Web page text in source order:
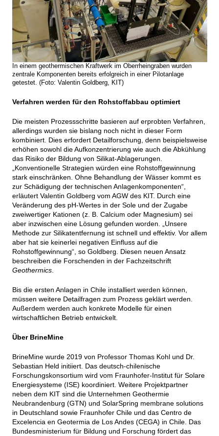
In einem geothermischen Kraftwerk im Oberrheingraben wurden
zentrale Komponenten bereits erfolgreich in einer Pilotanlage
getestet. (Foto: Valentin Goldberg, KIT)
Verfahren werden für den Rohstoffabbau optimiert
Die meisten Prozessschritte basieren auf erprobten Verfahren,
allerdings wurden sie bislang noch nicht in dieser Form
kombiniert. Dies erfordert Detailforschung, denn beispielsweise
erhöhen sowohl die Aufkonzentrierung wie auch die Abkühlung
das Risiko der Bildung von Silikat-Ablagerungen.
„Konventionelle Strategien würden eine Rohstoffgewinnung
stark einschränken. Ohne Behandlung der Wässer kommt es
zur Schädigung der technischen Anlagenkomponenten“,
erläutert Valentin Goldberg vom AGW des KIT. Durch eine
Veränderung des pH-Wertes in der Sole und der Zugabe
zweiwertiger Kationen (z. B. Calcium oder Magnesium) sei
aber inzwischen eine Lösung gefunden worden. „Unsere
Methode zur Silikatentfernung ist schnell und effektiv. Vor allem
aber hat sie keinerlei negativen Einfluss auf die
Rohstoffgewinnung“, so Goldberg. Diesen neuen Ansatz
beschreiben die Forschenden in der Fachzeitschrift
Geothermics.
Bis die ersten Anlagen in Chile installiert werden können,
müssen weitere Detailfragen zum Prozess geklärt werden.
Außerdem werden auch konkrete Modelle für einen
wirtschaftlichen Betrieb entwickelt.
Über BrineMine
BrineMine wurde 2019 von Professor Thomas Kohl und Dr.
Sebastian Held initiiert. Das deutsch-chilenische
Forschungskonsortium wird vom Fraunhofer-Institut für Solare
Energiesysteme (ISE) koordiniert. Weitere Projektpartner
neben dem KIT sind die Unternehmen Geothermie
Neubrandenburg (GTN) und SolarSpring membrane solutions
in Deutschland sowie Fraunhofer Chile und das Centro de
Excelencia en Geotermia de Los Andes (CEGA) in Chile. Das
Bundesministerium für Bildung und Forschung fördert das